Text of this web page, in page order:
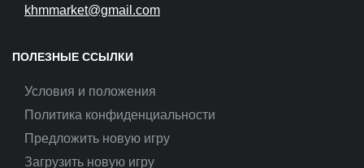
khmmarket@gmail.com
ПОЛЕЗНЫЕ ССЫЛКИ
Условия и положения
Политика конфиденциальности
Предложить новую игру
Загрузить новую игру